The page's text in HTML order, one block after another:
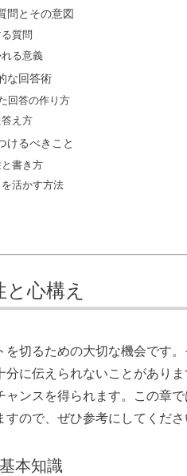
問とその意図
質問
る意義
な回答術
回答の作り方
え方
けるべきこと
書き方
活かす方法
心構え
を切るための大切な機会です
分に伝えられないことがあり
ャンスを得られます。この章
ので、ぜひ参考にしてくださ
本知識